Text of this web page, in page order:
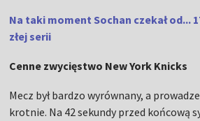
Na taki moment Sochan czekał od...
złej serii
Cenne zwycięstwo New York Knicks
Mecz był bardzo wyrównany, a
krotnie. Na 42 sekundy przed końcową